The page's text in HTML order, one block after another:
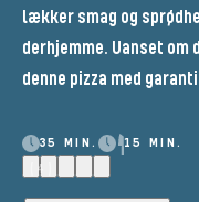
lækker smag og
derhjemme. Uanset
denne pizza med
35 MIN.
15 MIN.
(4)